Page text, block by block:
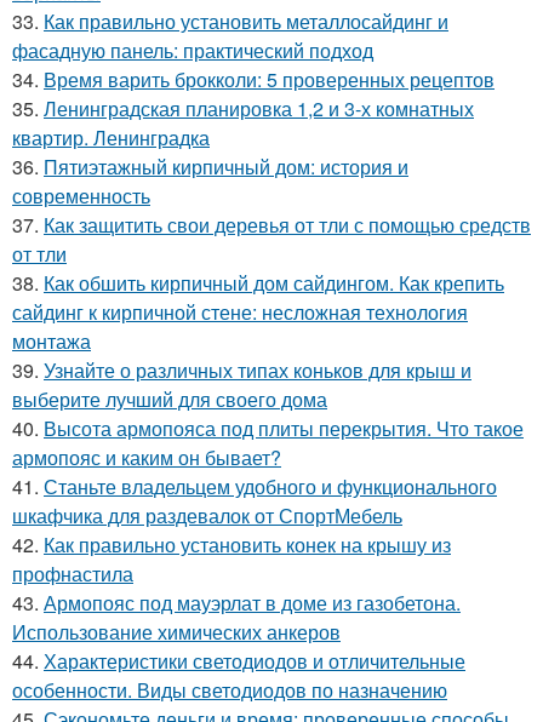
33. Как правильно установить металлосайдинг и
фасадную панель: практический подход
34. Время варить брокколи: 5 проверенных рецептов
35. Ленинградская планировка 1,2 и 3-х комнатных
квартир. Ленинградка
36. Пятиэтажный кирпичный дом: история и
современность
37. Как защитить свои деревья от тли с помощью средств
от тли
38. Как обшить кирпичный дом сайдингом. Как крепить
сайдинг к кирпичной стене: несложная технология
монтажа
39. Узнайте о различных типах коньков для крыш и
выберите лучший для своего дома
40. Высота армопояса под плиты перекрытия. Что такое
армопояс и каким он бывает?
41. Станьте владельцем удобного и функционального
шкафчика для раздевалок от СпортМебель
42. Как правильно установить конек на крышу из
профнастила
43. Армопояс под мауэрлат в доме из газобетона.
Использование химических анкеров
44. Характеристики светодиодов и отличительные
особенности. Виды светодиодов по назначению